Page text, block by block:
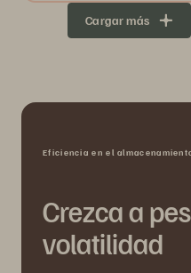
Cargar más
Eficiencia en el
Crezca a
volatilidad